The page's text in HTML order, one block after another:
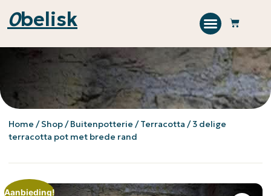
0belisk
Home /Shop/Buitenpotterie /Terracotta / 3 delige
terracotta pot met brede rand
Aanbieding!